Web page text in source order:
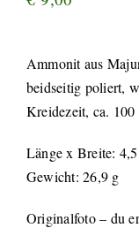
Ammonit aus
beidseitig poliert,
Kreidezeit, ca.
Länge x Breite:
Gewicht: 26,9 g
Originalfoto – du